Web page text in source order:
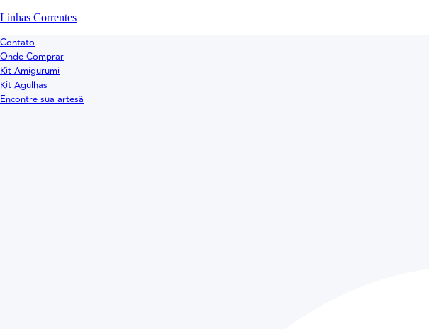
Linhas Correntes
Contato
Onde Comprar
Kit Amigurumi
Kit Agulhas
Encontre sua artesã